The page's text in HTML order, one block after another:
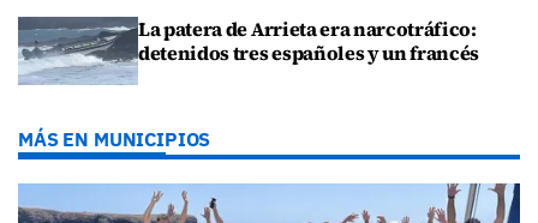
La patera de Arrieta era narcotráfico:
detenidos tres españoles y un francés
MÁS EN MUNICIPIOS